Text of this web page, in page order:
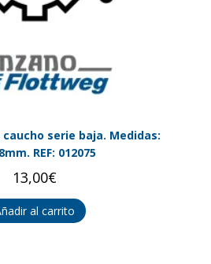
serie baja. Medidas:
REF: 012075
13,00€
al carrito